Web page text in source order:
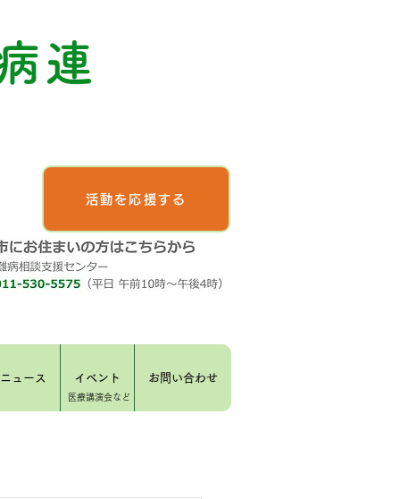
連
活動を応援する
ニュース イベント お問い合わせ
​医療講演会など